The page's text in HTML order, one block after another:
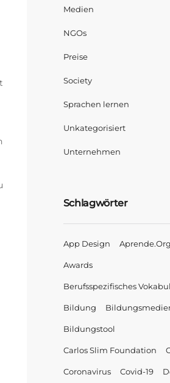
Medien
NGOs
Preise
Society
Sprachen lernen
Unkategorisiert
Unternehmen
Schlagwörter
App Design Aprende.org
Awards
Berufsspezifisches
Bildung
Bildungstool
Carlos Slim Foundation
Coronavirus Covid-19